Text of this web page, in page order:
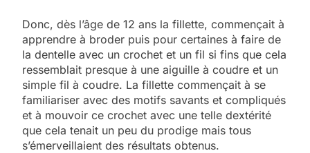
Donc, dès l’âge de 12 ans la fillette, commençait à
apprendre à broder puis pour certaines à faire de
la dentelle avec un crochet et un fil si fins que cela
ressemblait presque à une aiguille à coudre et un
simple fil à coudre. La fillette commençait à se
familiariser avec des motifs savants et compliqués
et à mouvoir ce crochet avec une telle dextérité
que cela tenait un peu du prodige mais tous
s’émerveillaient des résultats obtenus.